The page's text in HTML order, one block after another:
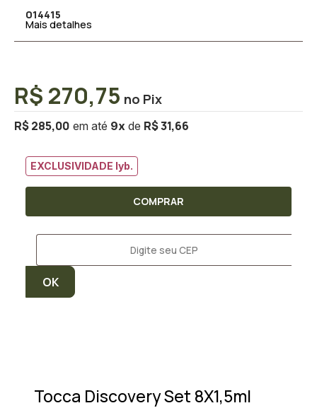
014415
Mais detalhes
R$ 285,00 9x R$ 31,66
R$ 270,75
EXCLUSIVIDADE lyb.
COMPRAR
Tocca Discovery Set 8X1,5ml